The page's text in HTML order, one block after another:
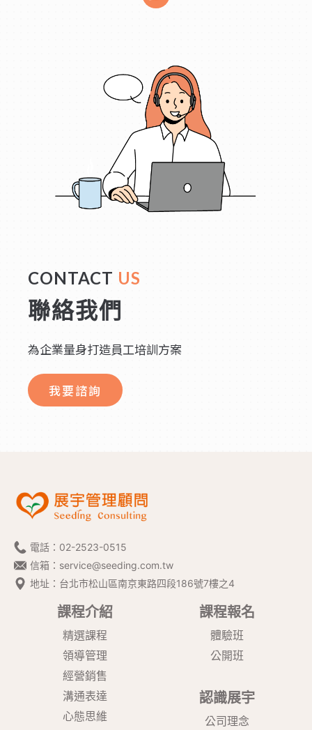
CONTACT US
聯絡我們
為企業量身打造員工培訓方案
我要諮詢
電話： 02-2523-0515
信箱： service@seeding.com.tw
地址：台北市松山區南京東路四段186號7樓之4
課程介紹
精選課程
領導管理
經營銷售
溝通表達
心態思維
課程報名
體驗班
公開班
認識展宇
公司理念